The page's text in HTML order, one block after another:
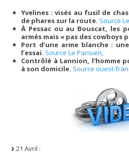
Yvelines : visés au fusil de
de phares sur la route. Source
À Pessac ou au Bouscat, les
armés mais « pas des cowboys
Port d’une arme blanche :
l’essai. Source Le Parisien,
Contrôlé à Lannion, l’homme
à son domicile. Source ouest-
21 Avril :